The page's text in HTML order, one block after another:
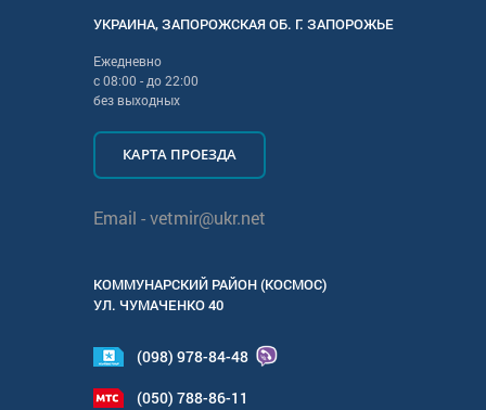
УКРАИНА,ЗАПОРОЖСКАЯОБ. Г. ЗАПОРОЖЬЕ
Ежедневно
с08:00 - до22:00
без выходных
КАРТА ПРОЕЗДА
Email -vetmir@ukr.net
КОММУНАРСКИЙ РАЙОН (КОСМОС)
УЛ. ЧУМАЧЕНКО 40
(098) 978-84-48
(050) 788-86-11